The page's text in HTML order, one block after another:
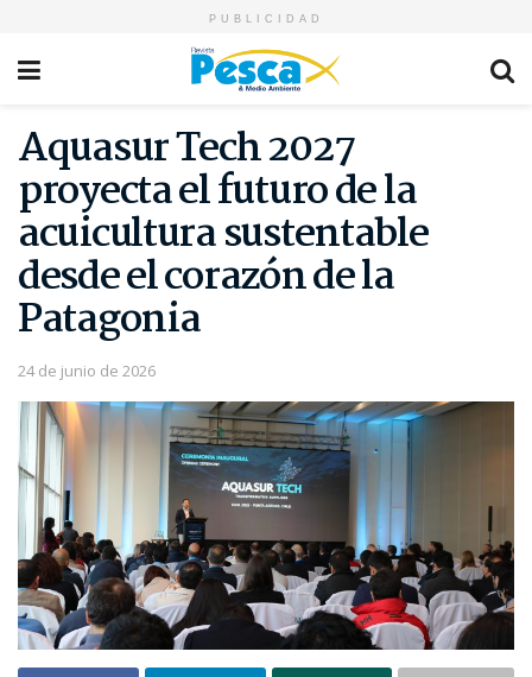
PUBLICIDAD
Aquasur Tech 2027
proyecta el futuro de la
acuicultura sustentable
desde el corazón de la
Patagonia
24 de junio de 2026